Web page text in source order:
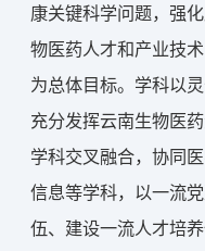
康关键科学问题，强化
物医药人才和产业技术
为总体目标。 学科以
充分发挥云南生物医
学科交叉融合，协同
信息等学科，以一流
伍、建设一流人才培